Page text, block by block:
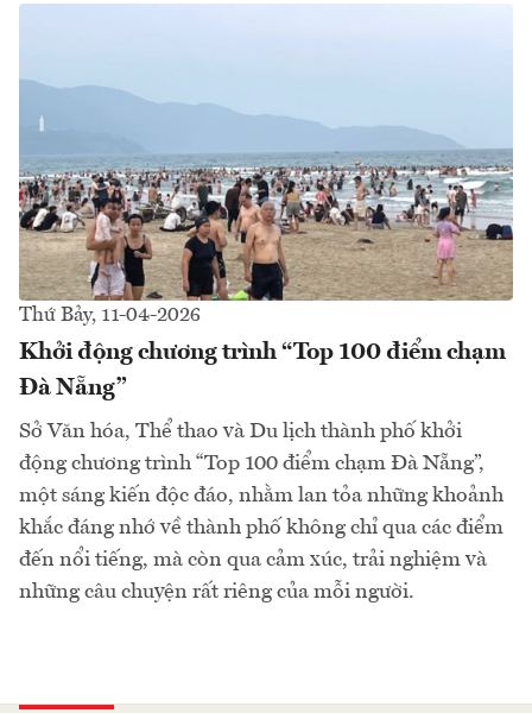
Thứ Bảy, 11-04-2026
Khởi động chương trình “Top 100 điểm chạm
Đà Nẵng”
Sở Văn hóa, Thể thao và Du lịch thành phố khởi
động chương trình “Top 100 điểm chạm Đà Nẵng”,
một sáng kiến độc đáo, nhằm lan tỏa những khoảnh
khắc đáng nhớ về thành phố không chỉ qua các điểm
đến nổi tiếng, mà còn qua cảm xúc, trải nghiệm và
những câu chuyện rất riêng của mỗi người.